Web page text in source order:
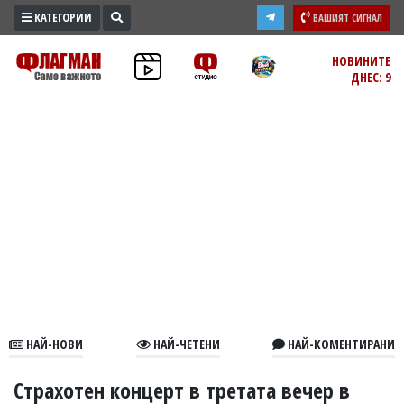
ПРОМО
ЗОНА
В
КАТЕГОРИИ ВАШИЯТ СИГНАЛ
НОВИНИТЕ
ДНЕС: 9
НАЙ-НОВИ НАЙ-ЧЕТЕНИ НАЙ-КОМЕНТИРАНИ
Страхотен концерт в третата вечер в